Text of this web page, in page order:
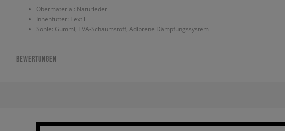
Obermaterial: Naturleder
Innenfutter: Textil
Sohle: Gummi, EVA-Schaumstoff, Adiprene Dämpfungssystem
BEWERTUNGEN